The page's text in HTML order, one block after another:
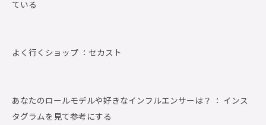
ている
よく行くショップ ： セカスト
あなたのロールモデルや好きなインフルエンサーは？ ： インス
タグラムを見て参考にする